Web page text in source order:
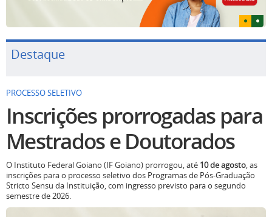
Destaque
Inscrições prorrogadas para
Mestrados e Doutorados
inscrições para o processo seletivo dos Programas de Pós-Graduação
Stricto Sensu da Instituição, com ingresso previsto para o segundo
semestre de 2026.